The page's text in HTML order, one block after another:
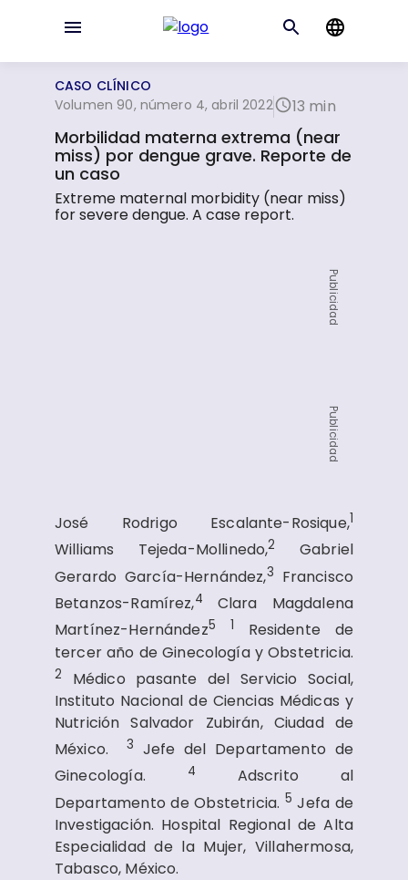
CASO CLÍNICO
Volumen 90, número 4, abril 2022
13 min
Morbilidad materna extrema (near
miss) por dengue grave. Reporte de
un caso
Extreme maternal morbidity (near miss)
for severe dengue. A case report.
Publicidad
Publicidad
José Rodrigo Escalante-Rosique,1
Williams Tejeda-Mollinedo,2
Gabriel
Gerardo García-Hernández,3 Francisco
Betanzos-Ramírez,4 Clara Magdalena
Martínez-Hernández5 1 Residente de
tercer año de Ginecología y Obstetricia.
2 Médico pasante del Servicio Social,
Instituto Nacional de Ciencias Médicas y
Nutrición Salvador Zubirán, Ciudad de
México.
3 Jefe del Departamento de
Ginecología.
4 Adscrito al
Departamento de Obstetricia. 5 Jefa de
Investigación. Hospital Regional de Alta
Especialidad de la Mujer, Villahermosa,
Tabasco, México.